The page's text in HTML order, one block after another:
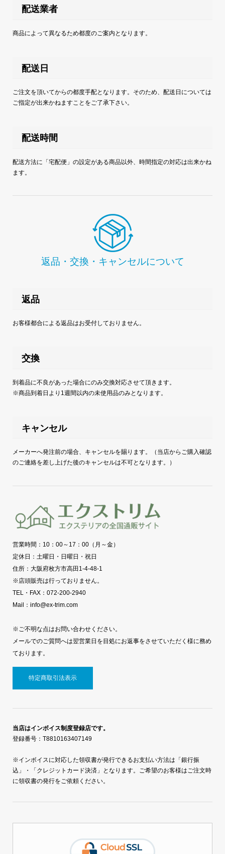
配送業者
商品によって異なるため都度のご案内となります。
配送日
ご注文を頂いてからの都度手配となります。そのため、配送日については
ご指定が出来かねますことをご了承下さい。
配送時間
配送方法に「宅配便」の設定がある商品以外、時間指定の対応は出来かね
ます。
返品・交換・キャンセルについて
返品
お客様都合による返品はお受付しておりません。
交換
到着品に不良があった場合にのみ交換対応させて頂きます。
※商品到着日より1週間以内の未使用品のみとなります。
キャンセル
メーカーへ発注前の場合、キャンセルを賜ります。（当店からご購入確認
のご連絡を差し上げた後のキャンセルは不可となります。）
営業時間：10：00～17：00（月～金）
定休日：土曜日・日曜日・祝日
住所：大阪府枚方市高田1-4-48-1
※店頭販売は行っておりません。
TEL・FAX：072-200-2940
Mail：info@ex-trim.com
※ご不明な点はお問い合わせください。
メールでのご質問へは翌営業日を目処にお返事をさせていただく様に務め
ております。
特定商取引法表示
当店はインボイス制度登録店です。
登録番号：T8810163407149
※インボイスに対応した領収書が発行できるお支払い方法は「銀行振
込」・「クレジットカード決済」となります。ご希望のお客様はご注文時
に領収書の発行をご依頼ください。